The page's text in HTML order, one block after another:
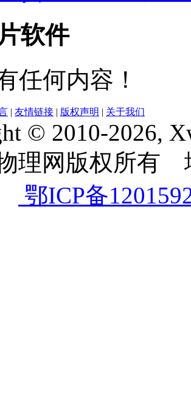
软件
任何内容！
| 友情链接 | 版权声明 | 关于我们
© 2010-2026,
理网版权所有
鄂ICP备